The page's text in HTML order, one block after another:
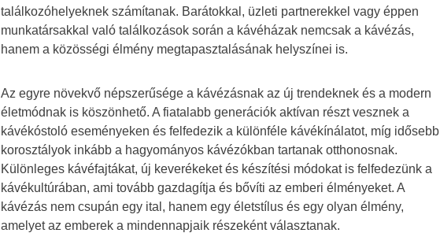
találkozóhelyeknek számítanak. Barátokkal, üzleti partnerekkel vagy éppen
munkatársakkal való találkozások során a kávéházak nemcsak a kávézás,
hanem a közösségi élmény megtapasztalásának helyszínei is.
Az egyre növekvő népszerűsége a kávézásnak az új trendeknek és a modern
életmódnak is köszönhető. A fiatalabb generációk aktívan részt vesznek a
kávékóstoló eseményeken és felfedezik a különféle kávékínálatot, míg idősebb
korosztályok inkább a hagyományos kávézókban tartanak otthonosnak.
Különleges kávéfajtákat, új keverékeket és készítési módokat is felfedezünk a
kávékultúrában, ami tovább gazdagítja és bővíti az emberi élményeket. A
kávézás nem csupán egy ital, hanem egy életstílus és egy olyan élmény,
amelyet az emberek a mindennapjaik részeként választanak.